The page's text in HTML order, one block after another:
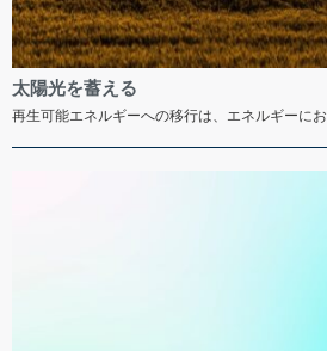
太陽光を蓄える
再生可能エネルギーへの移行は、エネルギーにお